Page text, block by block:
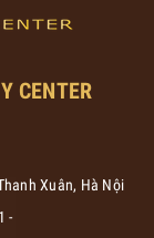
CENTER
Xuân, Hà Nội
-